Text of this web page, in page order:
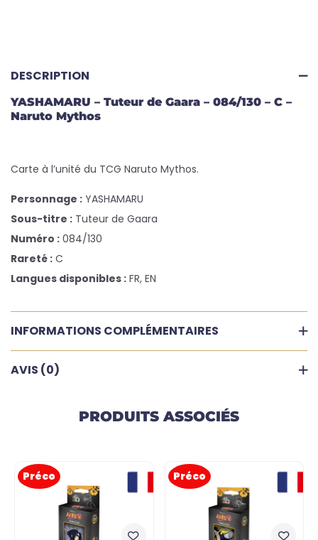
DESCRIPTION
YASHAMARU – Tuteur de Gaara – 084/130 – C –
Naruto Mythos
Carte à l’unité du TCG Naruto Mythos.
Personnage : YASHAMARU
Sous-titre : Tuteur de Gaara
Numéro : 084/130
Rareté : C
Langues disponibles : FR, EN
INFORMATIONS COMPLÉMENTAIRES
AVIS (0)
PRODUITS ASSOCIÉS
Préco Préco